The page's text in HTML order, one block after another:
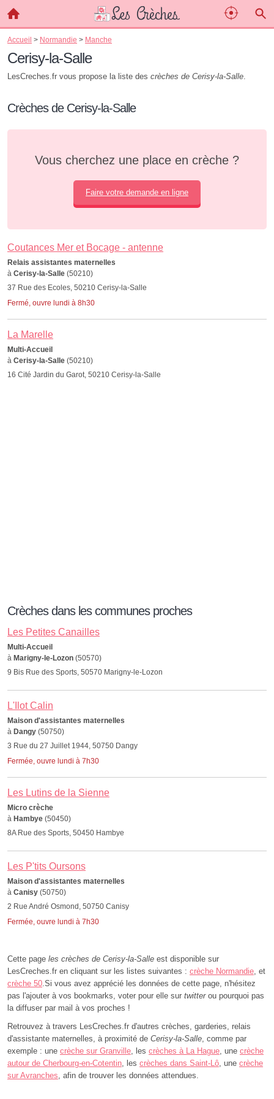
Accueil > Normandie > Manche
Cerisy-la-Salle
LesCreches.fr vous propose la liste des crèches de Cerisy-la-Salle.
Crèches de Cerisy-la-Salle
Vous cherchez une place en crèche ?
Faire votre demande en ligne
Coutances Mer et Bocage - antenne
Relais assistantes maternelles
à Cerisy-la-Salle (50210)
37 Rue des Ecoles, 50210 Cerisy-la-Salle
Fermé, ouvre lundi à 8h30
La Marelle
Multi-Accueil
à Cerisy-la-Salle (50210)
16 Cité Jardin du Garot, 50210 Cerisy-la-Salle
Crèches dans les communes proches
Les Petites Canailles
Multi-Accueil
à Marigny-le-Lozon (50570)
9 Bis Rue des Sports, 50570 Marigny-le-Lozon
L'Ilot Calin
Maison d'assistantes maternelles
à Dangy (50750)
3 Rue du 27 Juillet 1944, 50750 Dangy
Fermée, ouvre lundi à 7h30
Les Lutins de la Sienne
Micro crèche
à Hambye (50450)
8A Rue des Sports, 50450 Hambye
Les P'tits Oursons
Maison d'assistantes maternelles
à Canisy (50750)
2 Rue André Osmond, 50750 Canisy
Fermée, ouvre lundi à 7h30
Cette page les crèches de Cerisy-la-Salle est disponible sur
LesCreches.fr en cliquant sur les listes suivantes : crèche Normandie, et
crèche 50.Si vous avez apprécié les données de cette page, n'hésitez
pas l'ajouter à vos bookmarks, voter pour elle sur twitterou pourquoi pas
la diffuser par mail à vos proches !
Retrouvez à travers LesCreches.fr d'autres crèches, garderies, relais
d'assistante maternelles, à proximité de Cerisy-la-Salle, comme par
exemple : une crèche sur Granville, les crèches à La Hague, une crèche
autour de Cherbourg-en-Cotentin, les crèches dans Saint-Lô, une crèche
sur Avranches, afin de trouver les données attendues.